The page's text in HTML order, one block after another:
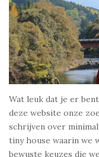
Wat leuk dat je er
deze website onze
schrijven over
tiny house waarin we
bewuste keuzes die